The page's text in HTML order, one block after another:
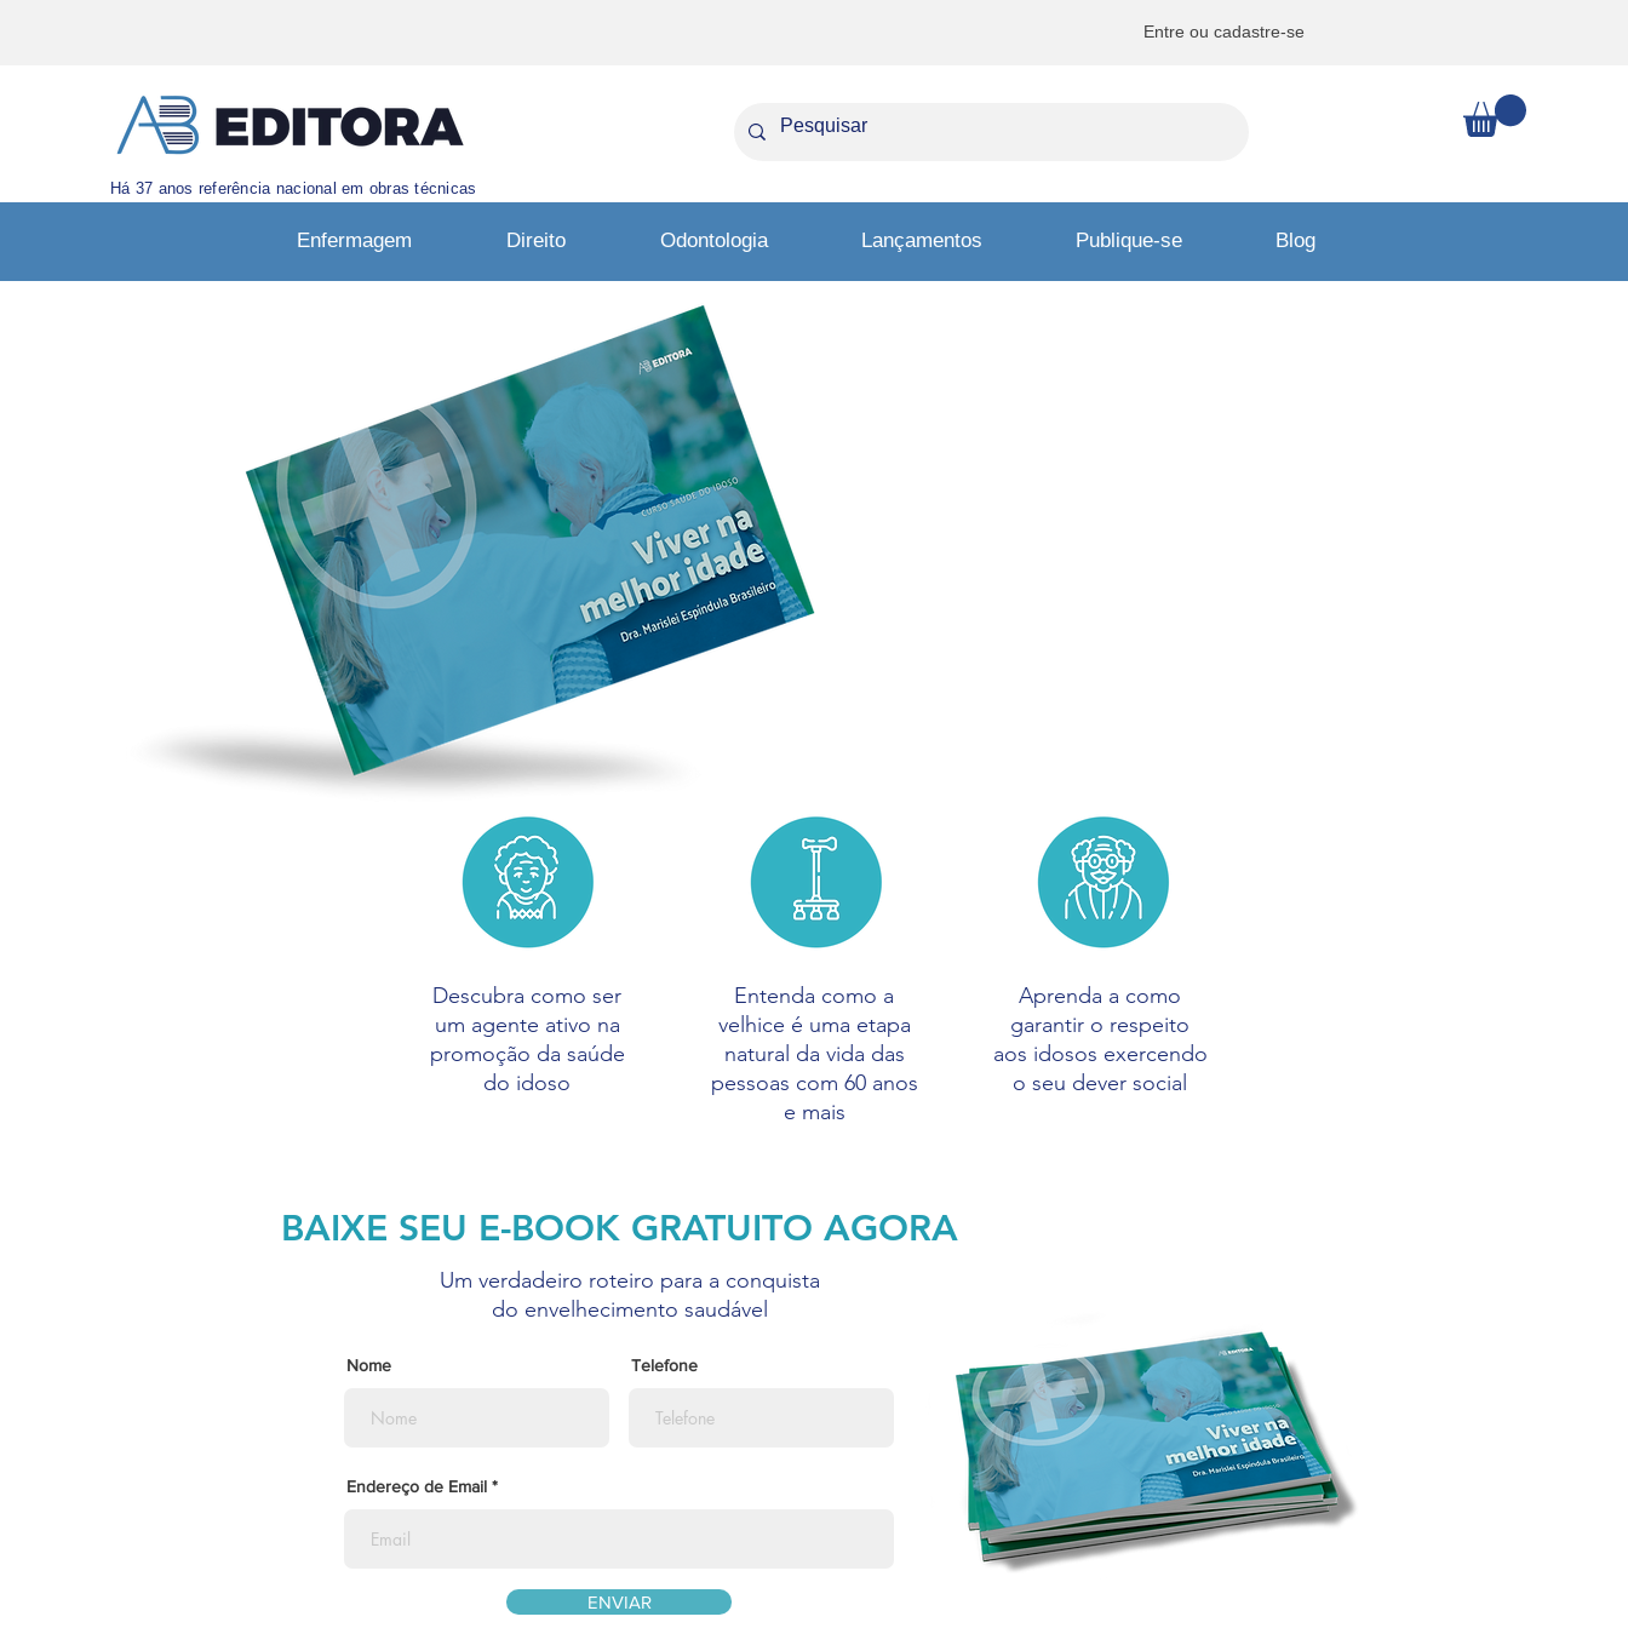
Entre ou cadastre-se
Há 37 anos referência nacional em obras técnicas
Enfermagem Direito Odontologia Lançamentos Publique-se Blog
Descubra como ser
um agente ativo na
promoção da saúde
do idoso
Entenda como a
velhice é uma etapa
natural da vida das
pessoas com 60 anos
e mais
Aprenda a como
garantir o respeito
aos idosos exercendo
o seu dever social
BAIXE SEU E-BOOK GRATUITO AGORA
Um verdadeiro roteiro para a conquista
do envelhecimento saudável
Nome Telefone
Endereço de Email
ENVIAR